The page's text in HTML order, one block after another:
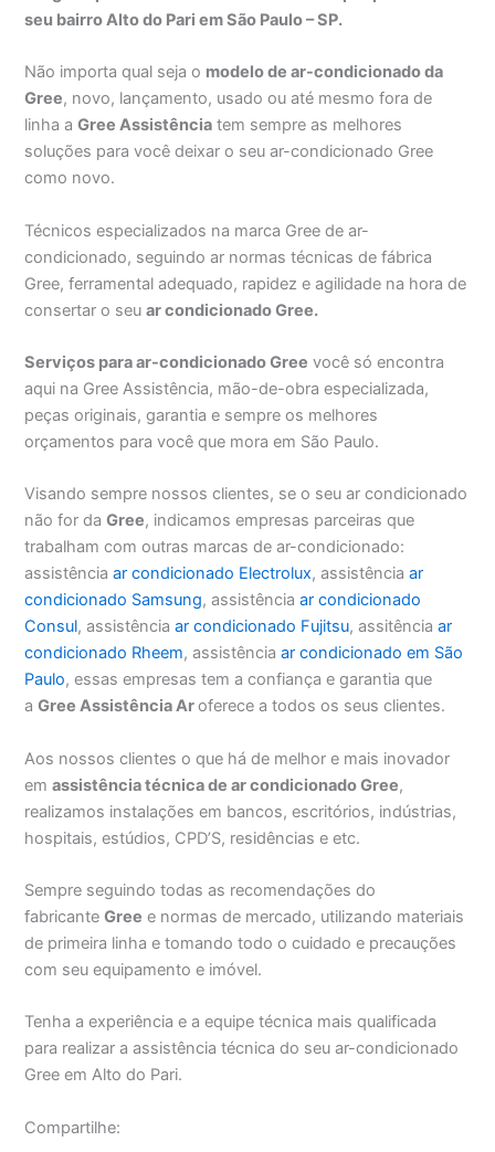
seu bairro Alto do Pari em São Paulo – SP.
Não importa qual seja o modelo de ar-condicionado da
Gree, novo, lançamento, usado ou até mesmo fora de
linha aGree Assistência tem sempre as melhores
soluções para você deixar o seu ar-condicionado Gree
como novo.
Técnicos especializados na marca Gree de ar-
condicionado, seguindo ar normas técnicas de fábrica
Gree, ferramental adequado, rapidez e agilidade na hora de
consertar o seuar condicionado Gree.
Serviços para ar-condicionado Gree você só encontra
aqui na Gree Assistência, mão-de-obra especializada,
peças originais, garantia e sempre os melhores
orçamentos para você que mora em São Paulo.
Visando sempre nossos clientes, se o seu ar condicionado
não for daGree, indicamos empresas parceiras que
trabalham com outras marcas de ar-condicionado:
assistência ar condicionado Electrolux, assistência ar
condicionado Samsung, assistência ar condicionado
Consul, assistência ar condicionado Fujitsu, assitência ar
condicionado Rheem, assistência ar condicionado em São
Paulo, essas empresas tem a confiança e garantia que
aGree Assistência Aroferece a todos os seus clientes.
Aos nossos clientes o que há de melhor e mais inovador
emassistência técnica de ar condicionado Gree,
realizamos instalações em bancos, escritórios, indústrias,
hospitais, estúdios, CPD’S, residências e etc.
Sempre seguindo todas as recomendações do
fabricanteGree e normas de mercado, utilizando materiais
de primeira linha e tomando todo o cuidado e precauções
com seu equipamento e imóvel.
Tenha a experiência e a equipe técnica mais qualificada
para realizar a assistência técnica do seu ar-condicionado
Gree em Alto do Pari.
Compartilhe: